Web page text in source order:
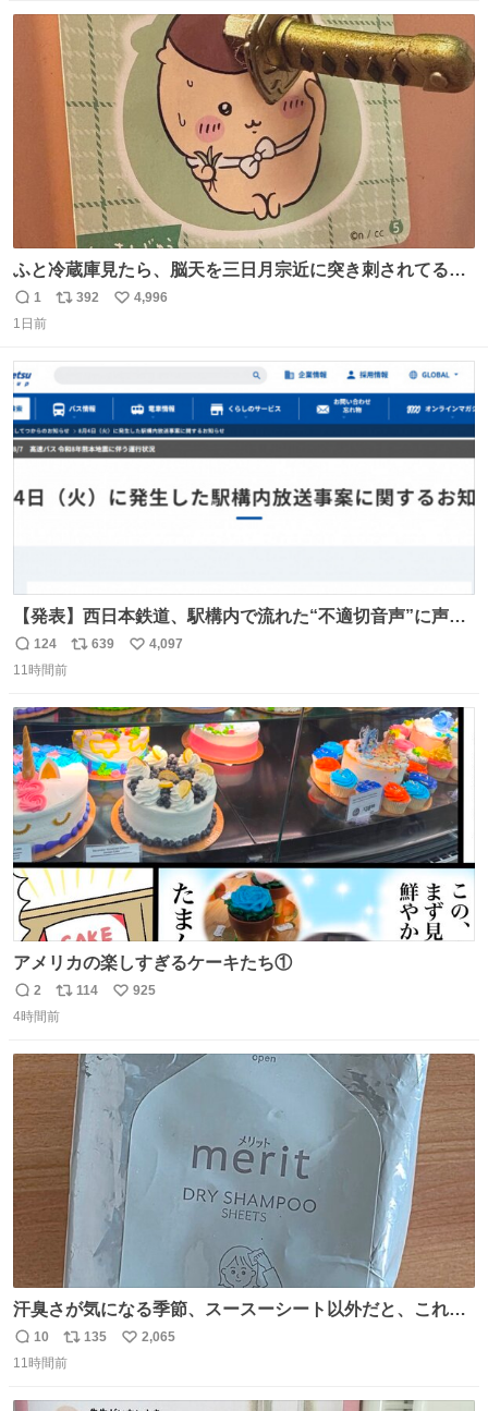
ト
数
数
ふと冷蔵庫見たら、脳天を三日月宗近に突き刺されてるく
りまんじゅうパイセンが
返
信
1
リ
数
392
い
4,996
1日前
【発表】西日本鉄道、駅構内で流れた“不適切音声”に声明
「被害届も検討」 news.livedoor.com/article/detail… 4日
に西鉄福岡（天神）駅および薬院駅で発生した駅構内放送
送設備に外部から不正に音声が流された可能性も含めて確
認を実施」と説明した。
返
信
124
リ
ト
数
639
い
数
4,097
11時間前
アメリカの楽しすぎるケーキたち①
返
信
2
リ
ポ
ト
数
114
い
数
925
4時間前
汗臭さが気になる季節、スースーシート以外だと、これが
とにかくスッキリする。2年くらい前に #生活は踊る で紹
介したやつ。おじさんにもおばさんにもオススメだ。ドラ
返
信
10
リ
ポ
135
い
2,065
11時間前